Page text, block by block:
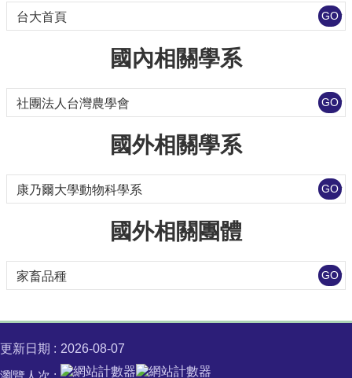
國內相關學系
國外相關學系
國外相關團體
更新日期 2026-08-07